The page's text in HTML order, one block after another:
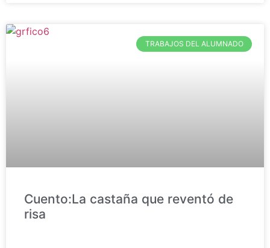
TRABAJOS DEL ALUMNADO
Cuento:La castaña que reventó de
risa